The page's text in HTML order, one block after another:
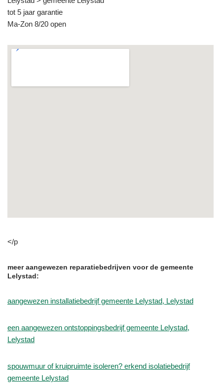
tot 5 jaar garantie
Ma-Zon 8/20 open
</p
meer aangewezen reparatiebedrijven voor de gemeente
Lelystad:
aangewezen installatiebedrijf gemeente Lelystad, Lelystad
een aangewezen ontstoppingsbedrijf gemeente Lelystad,
Lelystad
spouwmuur of kruipruimte isoleren? erkend isolatiebedrijf
gemeente Lelystad